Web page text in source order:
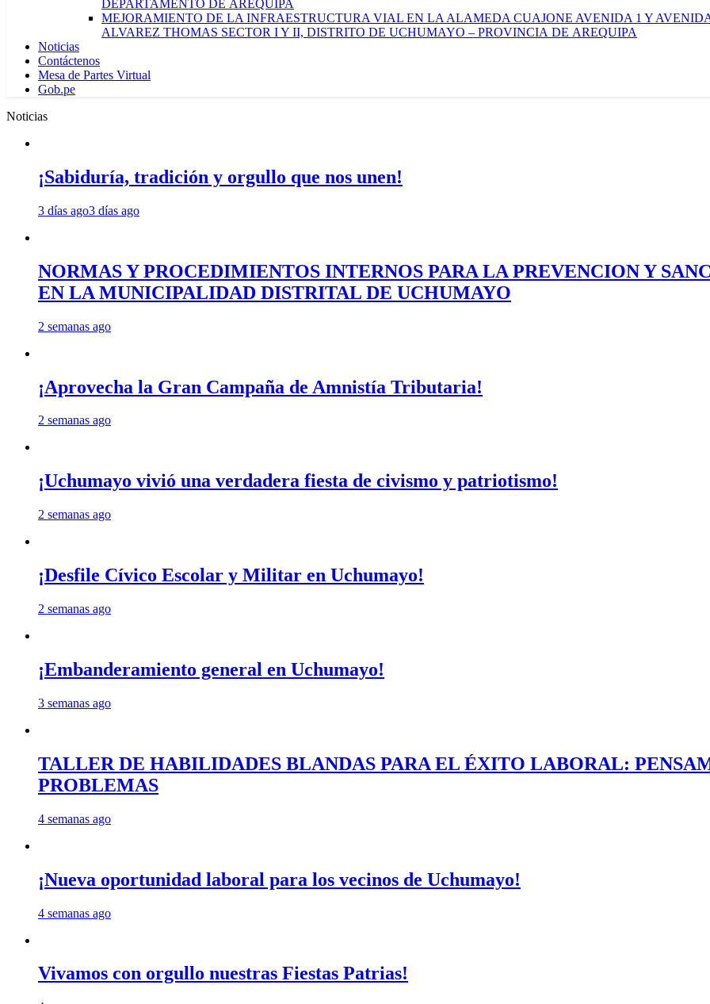
DEPARTAMENTO DE AREQUIPA
MEJORAMIENTO DE LA INFRAESTRUCTURA VIAL EN LA ALAMEDA CUAJONE AVENIDA 1 Y
ALVAREZ THOMAS SECTOR I Y II, DISTRITO DE UCHUMAYO – PROVINCIA DE AREQUIPA
Noticias
Contáctenos
Mesa de Partes Virtual
Gob.pe
Noticias
¡Sabiduría, tradición y orgullo que nos unen!
3 días ago3 días ago
NORMAS Y PROCEDIMIENTOS INTERNOS PARA LA PREVENCION Y
EN LA MUNICIPALIDAD DISTRITAL DE UCHUMAYO
2 semanas ago
¡Aprovecha la Gran Campaña de Amnistía Tributaria!
2 semanas ago
¡Uchumayo vivió una verdadera fiesta de civismo y patriotismo!
2 semanas ago
¡Desfile Cívico Escolar y Militar en Uchumayo!
2 semanas ago
¡Embanderamiento general en Uchumayo!
3 semanas ago
TALLER DE HABILIDADES BLANDAS PARA EL ÉXITO LABORAL:
PROBLEMAS
4 semanas ago
¡Nueva oportunidad laboral para los vecinos de Uchumayo!
4 semanas ago
Vivamos con orgullo nuestras Fiestas Patrias!